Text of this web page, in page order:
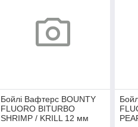
Бойлі Вафтерс BOUNTY
FLUORO BITURBO
SHRIMP / KRILL 12 мм